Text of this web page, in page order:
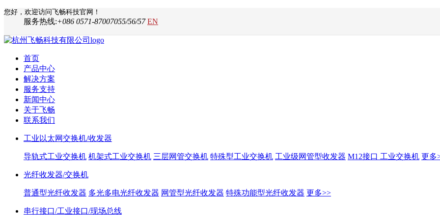
您好，欢迎访问飞畅科技官网！
服务热线:+086 0571-87007055/56/57 EN
首页
产品中心
解决方案
服务支持
新闻中心
关于飞畅
联系我们
工业以太网交换机/收发器
导轨式工业交换机 机架式工业交换机 三层网管交换机 特殊型工业交换机 工业级网管型收发器 M12接口 工业交换机 更多
光纤收发器/交换机
普通型光纤收发器 多光多电光纤收发器 网管型光纤收发器 特殊功能型光纤收发器 更多>>
串行接口/工业接口/现场总线